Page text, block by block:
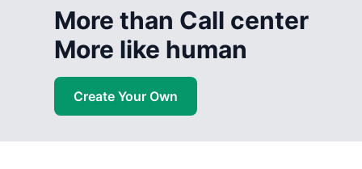
More than Call center
More like human
Create Your Own